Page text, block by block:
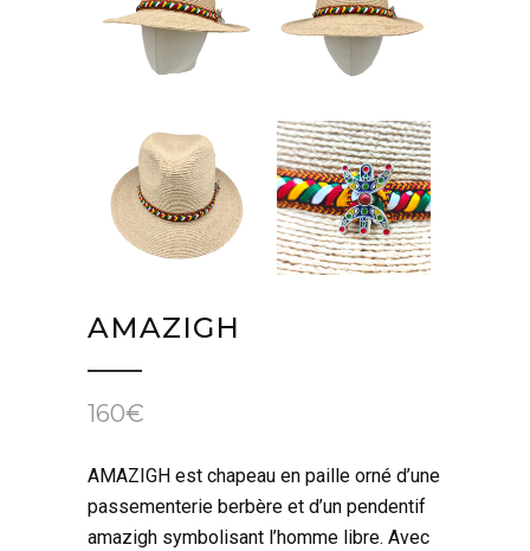
AMAZIGH
160€
AMAZIGH est chapeau en paille orné d’une
passementerie berbère et d’un pendentif
amazigh symbolisant l’homme libre. Avec